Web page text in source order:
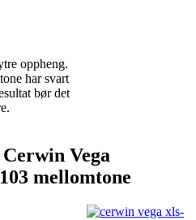
oppheng.
har svart
bør det
Vega
mellomtone